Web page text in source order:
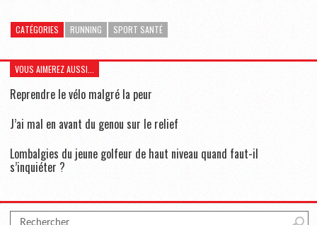
CATÉGORIES RUNNING SPORT SANTÉ
VOUS AIMEREZ AUSSI...
Reprendre le vélo malgré la peur
J’ai mal en avant du genou sur le relief
Lombalgies du jeune golfeur de haut niveau quand faut-il
s’inquiéter ?